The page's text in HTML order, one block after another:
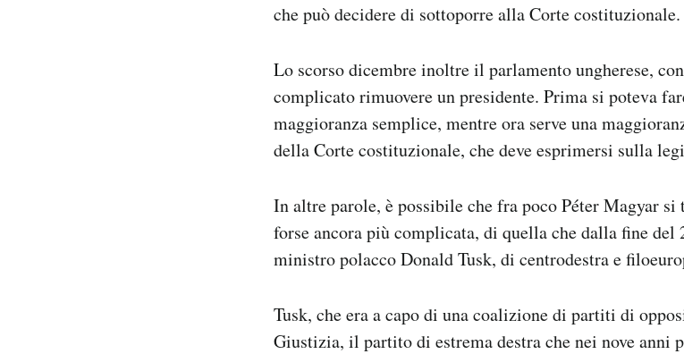
che può decidere di sottoporre alla Corte costituzionale.
Lo scorso dicembre inoltre il parlamento ungherese,
complicato rimuovere un presidente. Prima si poteva
maggioranza semplice, mentre ora serve una
della Corte costituzionale, che deve esprimersi sulla
In altre parole, è possibile che fra poco Péter Magyar
forse ancora più complicata, di quella che dalla fine del
ministro polacco Donald Tusk, di centrodestra e
Tusk, che era a capo di una coalizione di partiti di
Giustizia, il partito di estrema destra che nei nove anni